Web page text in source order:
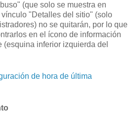
(que solo se muestra en
"Detalles del sitio" (solo
no se quitarán, por lo que
en el ícono de información
(esquina inferior izquierda del
de hora de última